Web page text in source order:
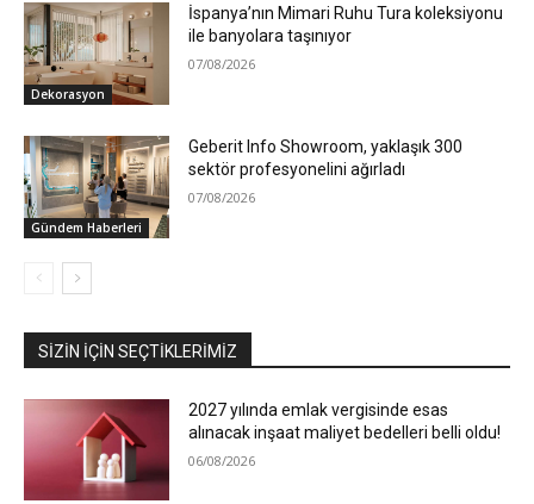
Dekorasyon
İspanya’nın Mimari Ruhu Tura koleksiyonu
ile banyolara taşınıyor
07/08/2026
Gündem Haberleri
Geberit Info Showroom, yaklaşık 300
sektör profesyonelini ağırladı
07/08/2026
SIZIN İÇIN SEÇTIKLERIMIZ
2027 yılında emlak vergisinde esas
alınacak inşaat maliyet bedelleri belli oldu!
06/08/2026